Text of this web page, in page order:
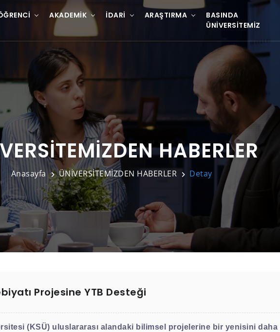
AKADEMIK İDARI ARAŞTIRMA
BASINDA
ÜNIVERSITEMIZ
HABERLER
Anasayfa ÜNİVERSİTEMİZDEN HABERLER Detay
Projesine YTB Desteği
(KSÜ) uluslararası alandaki bilimsel projelerine bir yenisini daha